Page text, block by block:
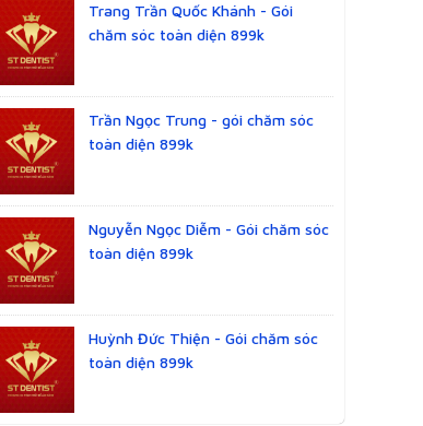
Trang Trần Quốc Khánh - Gói
chăm sóc toàn diện 899k
Trần Ngọc Trung - gói chăm sóc
toàn diện 899k
Nguyễn Ngọc Diễm - Gói chăm sóc
toàn diện 899k
Huỳnh Đức Thiện - Gói chăm sóc
toàn diện 899k